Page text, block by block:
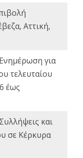
Αττική,
Ενημέρωση για
τελευταίου
έως
Συλλήψεις και
σε Κέρκυρα